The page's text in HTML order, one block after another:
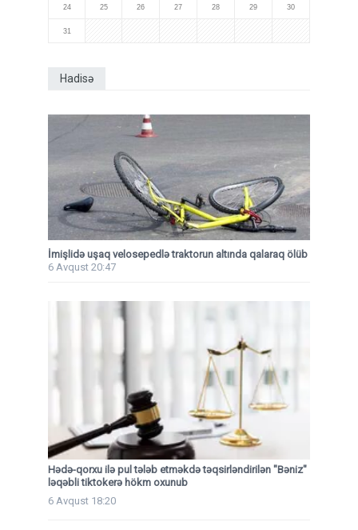
24 25 26 27 28 29 30
31
Hadisə
İmişlidə uşaq velosepedlə traktorun altında qalaraq ölüb
6 Avqust 20:47
Hədə-qorxu ilə pul tələb etməkdə təqsirləndirilən "Bəniz"
ləqəbli tiktokerə hökm oxunub
6 Avqust 18:20